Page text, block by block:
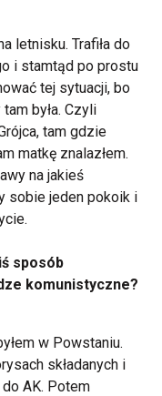
letnisku. Trafiła do
i stamtąd po prostu
tej sytuacji, bo
była. Czyli
tam gdzie
matkę znalazłem.
na jakieś
sobie jeden pokoik i
sposób
komunistyczne?
w Powstaniu.
składanych i
AK. Potem